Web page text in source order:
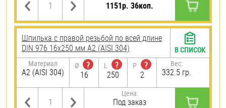
1151р. 36коп.
Шпилька с правой резьбой по всей длине
DIN 976 16х250 мм А2 (AISI 304)
Материал
А2 (AISI 304)
Ø
?
16
L
?
250
P
?
2
Вес:
332.5 гр.
Цена:
Под заказ
В СПИСОК